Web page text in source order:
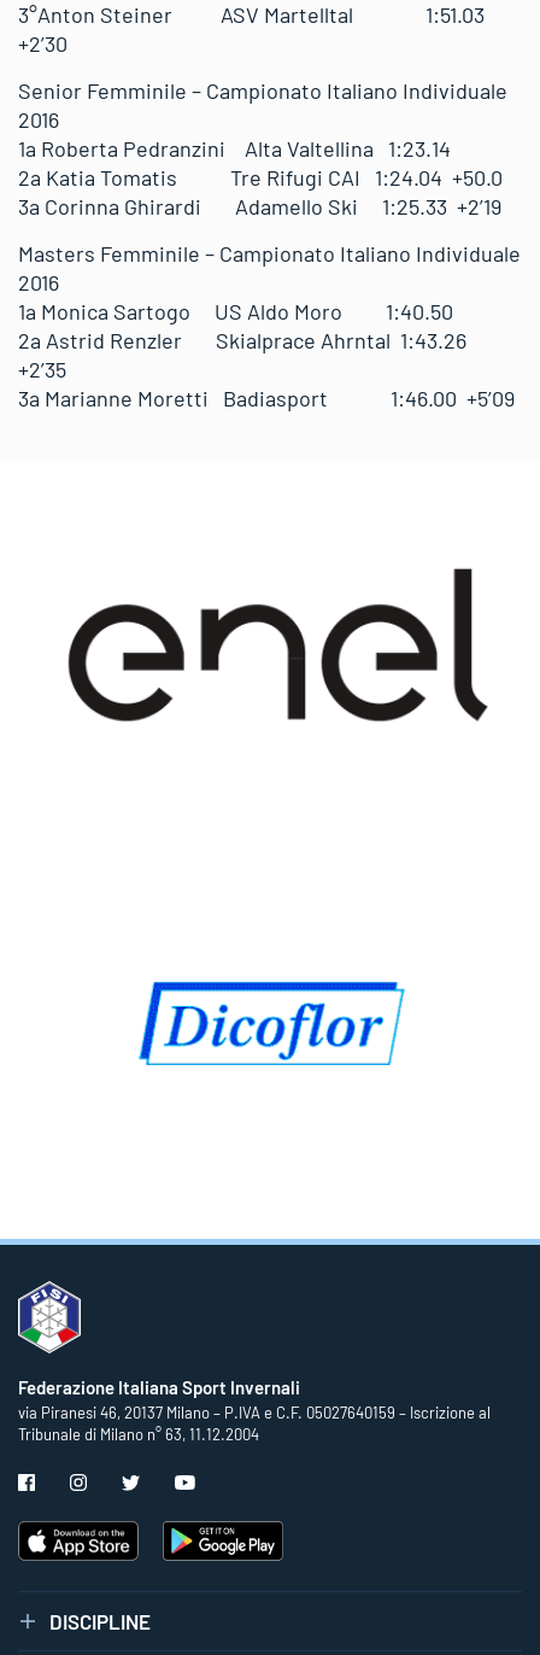
3°Anton Steiner ASV Martelltal 1:51.03
+2’30
Senior Femminile – Campionato Italiano Individuale
2016
1a Roberta Pedranzini Alta Valtellina 1:23.14
2a Katia Tomatis Tre Rifugi CAI 1:24.04 +50.0
3a Corinna Ghirardi Adamello Ski 1:25.33 +2’19
Masters Femminile – Campionato Italiano Individuale
2016
1a Monica Sartogo US Aldo Moro 1:40.50
2a Astrid Renzler Skialprace Ahrntal 1:43.26
+2’35
3a Marianne Moretti Badiasport 1:46.00 +5’09
Federazione Italiana Sport Invernali
via Piranesi 46, 20137 Milano – P.IVA e C.F. 05027640159 – Iscrizione al
Tribunale di Milano n° 63, 11.12.2004
DISCIPLINE